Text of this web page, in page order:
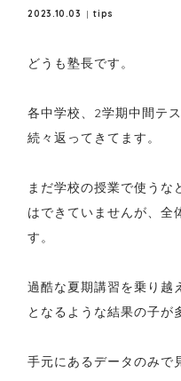
2023.10.03 tips
どうも塾長です。
各中学校、2学期中間テ
続々返ってきてます。
まだ学校の授業で使うな
はできていませんが、全
す。
過酷な夏期講習を乗り越
となるような結果の子が
手元にあるデータのみで